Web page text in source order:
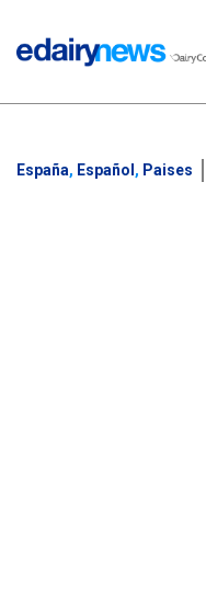
España, Español , Paises